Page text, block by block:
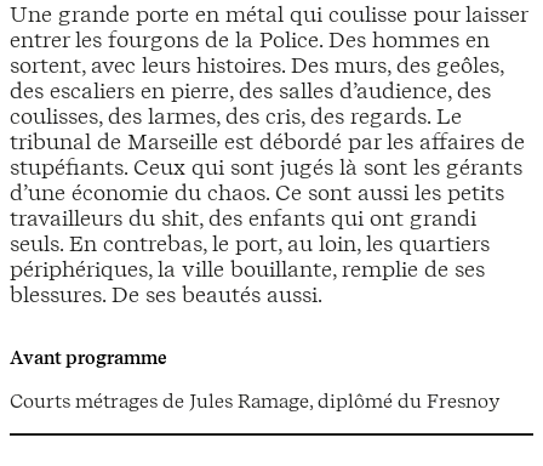
Une grande porte en métal qui coulisse pour laisser
entrer les fourgons de la Police. Des hommes en
sortent, avec leurs histoires. Des murs, des geôles,
des escaliers en pierre, des salles d’audience, des
coulisses, des larmes, des cris, des regards. Le
tribunal de Marseille est débordé par les affaires de
stupéfiants. Ceux qui sont jugés là sont les gérants
d’une économie du chaos. Ce sont aussi les petits
travailleurs du shit, des enfants qui ont grandi
seuls. En contrebas, le port, au loin, les quartiers
périphériques, la ville bouillante, remplie de ses
blessures. De ses beautés aussi.
Avant programme
Courts métrages de Jules Ramage, diplômé du Fresnoy